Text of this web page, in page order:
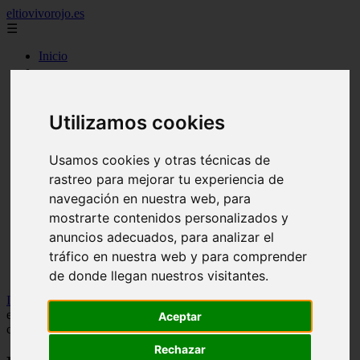
Utilizamos cookies
Usamos cookies y otras técnicas de
rastreo para mejorar tu experiencia de
navegación en nuestra web, para
mostrarte contenidos personalizados y
anuncios adecuados, para analizar el
tráfico en nuestra web y para comprender
de donde llegan nuestros visitantes.
Aceptar
Rechazar
eltiovivorojo.es
☰
Inicio
argentina
carnes
espana
mariscos
otros
postres
reposteria
venezuela
verduras
Inicio
recetas >Boticaria García, experta en nutrición: "El
ejercicio es buenísimo para la salud, pero no es útil ni sano para
compensar excesos”